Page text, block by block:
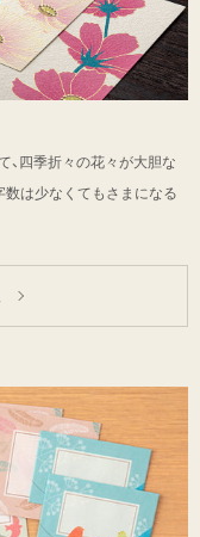
四季折々の花々が大胆な
数は少なくてもさまになる